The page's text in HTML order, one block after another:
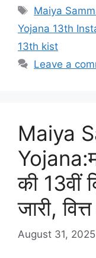
Tags
Maiya
Yojana 13th
13th kist
Leave a
Maiya
की 13वीं
जारी,
August 31, 2025